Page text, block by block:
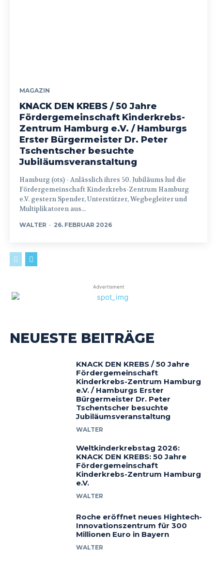
MAGAZIN
KNACK DEN KREBS / 50 Jahre
Fördergemeinschaft Kinderkrebs-
Zentrum Hamburg e.V. / Hamburgs
Erster Bürgermeister Dr. Peter
Tschentscher besuchte
Jubiläumsveranstaltung
Hamburg (ots) - Anlässlich ihres 50. Jubiläums lud die
Fördergemeinschaft Kinderkrebs-Zentrum Hamburg
e.V. gestern Spender, Unterstützer, Wegbegleiter und
Multiplikatoren aus...
WALTER - 26. FEBRUAR 2026
Advertisment
NEUESTE BEITRÄGE
KNACK DEN KREBS / 50 Jahre
Fördergemeinschaft
Kinderkrebs-Zentrum Hamburg
e.V. / Hamburgs Erster
Bürgermeister Dr. Peter
Tschentscher besuchte
Jubiläumsveranstaltung
WALTER
Weltkinderkrebstag 2026:
KNACK DEN KREBS: 50 Jahre
Fördergemeinschaft
Kinderkrebs-Zentrum Hamburg
e.V.
WALTER
Roche eröffnet neues Hightech-
Innovationszentrum für 300
Millionen Euro in Bayern
WALTER